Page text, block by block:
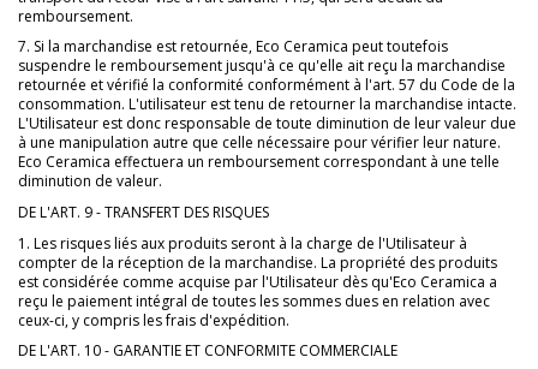
remboursement.
7. Si la marchandise est retournée, Eco Ceramica peut toutefois
suspendre le remboursement jusqu'à ce qu'elle ait reçu la marchandise
retournée et vérifié la conformité conformément à l'art. 57 du Code de la
consommation. L'utilisateur est tenu de retourner la marchandise intacte.
L'Utilisateur est donc responsable de toute diminution de leur valeur due
à une manipulation autre que celle nécessaire pour vérifier leur nature.
Eco Ceramica effectuera un remboursement correspondant à une telle
diminution de valeur.
DE L'ART. 9 - TRANSFERT DES RISQUES
1. Les risques liés aux produits seront à la charge de l'Utilisateur à
compter de la réception de la marchandise. La propriété des produits
est considérée comme acquise par l'Utilisateur dès qu'Eco Ceramica a
reçu le paiement intégral de toutes les sommes dues en relation avec
ceux-ci, y compris les frais d'expédition.
DE L'ART. 10 - GARANTIE ET CONFORMITE COMMERCIALE